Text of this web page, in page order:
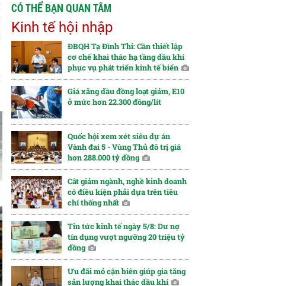
CÓ THỂ BẠN QUAN TÂM
Kinh tế hội nhập
ĐBQH Tạ Đình Thi: Cần thiết lập
cơ chế khai thác hạ tầng dầu khí
phục vụ phát triển kinh tế biển
Giá xăng dầu đồng loạt giảm, E10
ở mức hơn 22.300 đồng/lít
Quốc hội xem xét siêu dự án
Vành đai 5 - Vùng Thủ đô trị giá
hơn 288.000 tỷ đồng
Cắt giảm ngành, nghề kinh doanh
có điều kiện phải dựa trên tiêu
chí thống nhất
Tin tức kinh tế ngày 5/8: Dư nợ
tín dụng vượt ngưỡng 20 triệu tỷ
đồng
Ưu đãi mỏ cận biên giúp gia tăng
sản lượng khai thác dầu khí